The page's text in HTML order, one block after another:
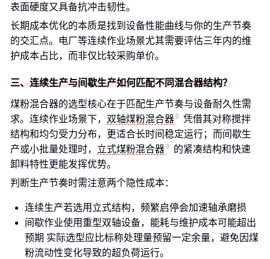
表面硬度又具备抗冲击韧性。
长期成本优化的本质是找到设备性能曲线与你的生产节奏
的交汇点。电厂等连续作业场景尤其需要评估三年内的维
护成本占比，而非仅比较采购单价。
三、连续生产与间歇生产如何匹配不同混合器结构？
煤粉混合器的选型核心在于匹配生产节奏与设备耐久性需
求。连续作业场景下， 双轴煤粉混合器
凭借其对称搅拌
结构和均匀受力分布，更适合长时间稳定运行；而间歇生
产或小批量处理时， 立式煤粉混合器
的紧凑结构和快速
卸料特性更能发挥优势。
判断生产节奏时需注意两个隐性成本：
连续生产若选用立式结构，频繁启停会加速轴承磨损
间歇作业使用重型双轴设备，能耗与维护成本可能超出
预期 实际选型应比标称处理量预留一定余量，避免因煤
粉流动性变化导致的超负荷运行。